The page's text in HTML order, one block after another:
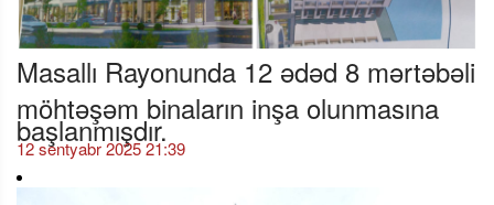
Masallı Rayonunda 12 ədəd 8 mərtəbəli
möhtəşəm binaların inşa olunmasına
başlanmışdır.
12 sentyabr 2025 21:39